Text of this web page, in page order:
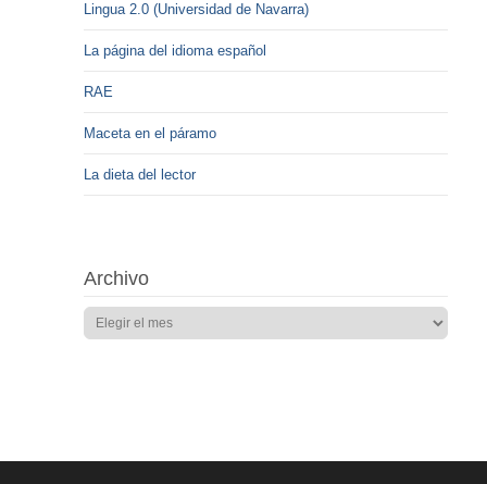
Lingua 2.0 (Universidad de Navarra)
La página del idioma español
RAE
Maceta en el páramo
La dieta del lector
Archivo